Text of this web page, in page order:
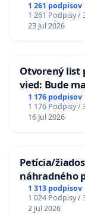
1 261 podpisov
1 261 Podpisy /
23 Jul 2026
Otvorený list
vied: Bude
chrbticu?
1 176 podpisov
1 176 Podpisy /
16 Jul 2026
Petícia/
náhradného
uzávery
1 313 podpisov
1 024 Podpisy /
2 Jul 2026